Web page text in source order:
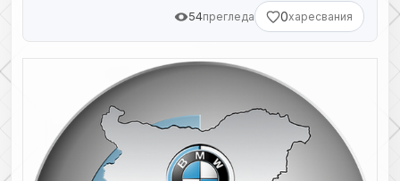
54прегледа 0харесвания